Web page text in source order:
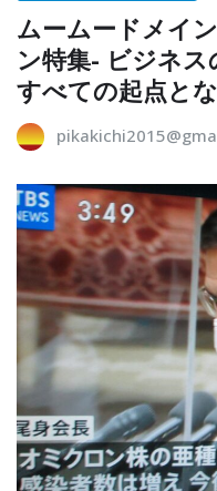
ムームードメイ
ン特集- ビジネ
すべての起点と